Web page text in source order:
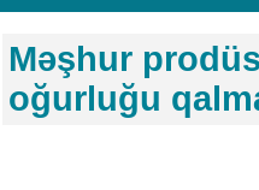
Məşhur
oğurluğu